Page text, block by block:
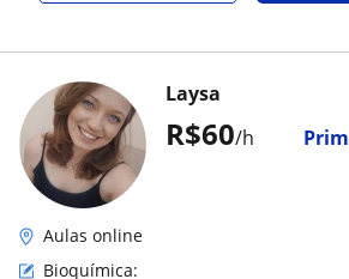
R$60/h
Laysa
Aulas online
Bioquímica: